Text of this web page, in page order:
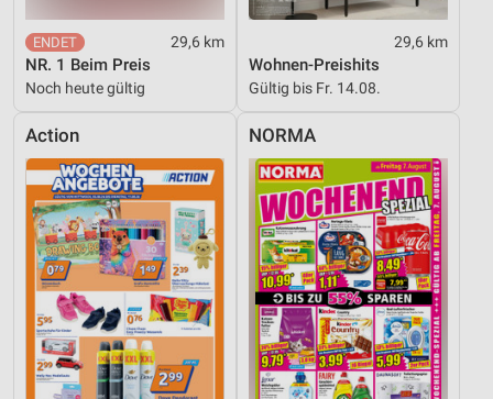
29,6 km
NR. 1 Beim Preis
Noch heute gültig
29,6 km
Wohnen-Preishits
Gültig bis Fr. 14.08.
Action NORMA